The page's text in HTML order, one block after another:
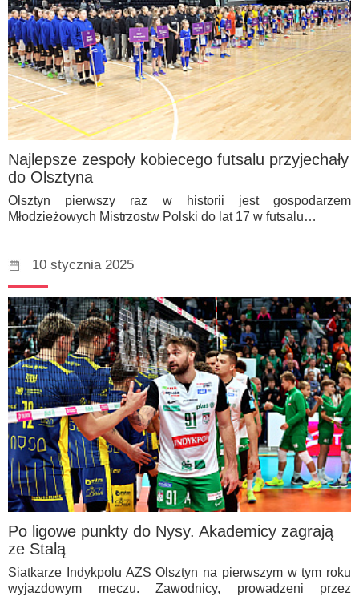
Najlepsze zespoły kobiecego futsalu przyjechały
do Olsztyna
Olsztyn pierwszy raz w historii jest gospodarzem
Młodzieżowych Mistrzostw Polski do lat 17 w futsalu…
10 stycznia 2025
Po ligowe punkty do Nysy. Akademicy zagrają
ze Stalą
Siatkarze Indykpolu AZS Olsztyn na pierwszym w tym roku
wyjazdowym meczu. Zawodnicy, prowadzeni przez